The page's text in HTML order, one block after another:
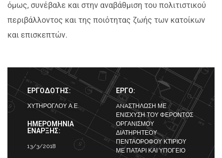
όμως, συνέβαλε και στην αναβάθμιση του πολιτιστικού
περιβάλλοντος και της ποιότητας ζωής των κατοίκων
και επισκεπτών.
ΕΡΓΟΔΟΤΗΣ:
ΧΥΤΗΡΟΓΛΟΥ Α.Ε.
ΗΜΕΡΟΜΗΝΙΑ
ΕΝΑΡΞΗΣ:
13/3/2018
ΕΡΓΟ:
ANAΣΤΗΛΩΣΗ ΜΕ
ΕΝΙΣΧΥΣΗ ΤΟΥ ΦΕΡΟΝΤΟΣ
ΟΡΓΑΝΙΣΜΟΥ
ΔΙΑΤΗΡΗΤΕΟΥ
ΠΕΝΤΑΟΡΟΦΟΥ ΚΤΙΡΙΟΥ
ΜΕ ΠΑΤΑΡΙ ΚΑΙ ΥΠΟΓΕΙΟ